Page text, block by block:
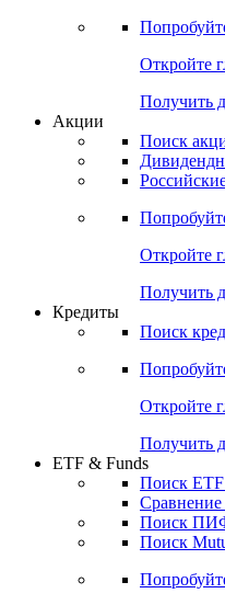
Откройте
Получить
Акции
Поиск
Откройте
Получить
Кредиты
Поиск
Откройте
Получить
ETF & Funds
Поиск
Поиск
Поиск